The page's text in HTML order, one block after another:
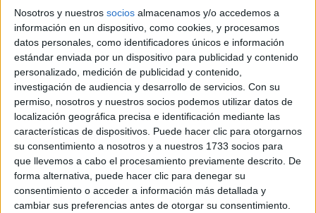
Nosotros y nuestros socios almacenamos y/o accedemos a
información en un dispositivo, como cookies, y procesamos
datos personales, como identificadores únicos e información
estándar enviada por un dispositivo para publicidad y contenido
personalizado, medición de publicidad y contenido,
investigación de audiencia y desarrollo de servicios. Con su
permiso, nosotros y nuestros socios podemos utilizar datos de
localización geográfica precisa e identificación mediante las
características de dispositivos. Puede hacer clic para otorgarnos
su consentimiento a nosotros y a nuestros 1733 socios para
que llevemos a cabo el procesamiento previamente descrito. De
forma alternativa, puede hacer clic para denegar su
consentimiento o acceder a información más detallada y
cambiar sus preferencias antes de otorgar su consentimiento.
Contactar